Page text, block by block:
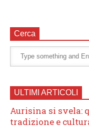
Cerca
ULTIMI ARTICOLI
Aurisina si svela:
tradizione e